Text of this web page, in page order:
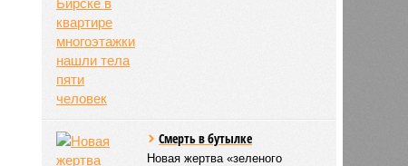
Смерть в бутылке
Новая жертва «зеленого